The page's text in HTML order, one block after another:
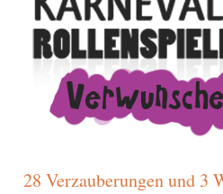
28 Verzauberungen und 3